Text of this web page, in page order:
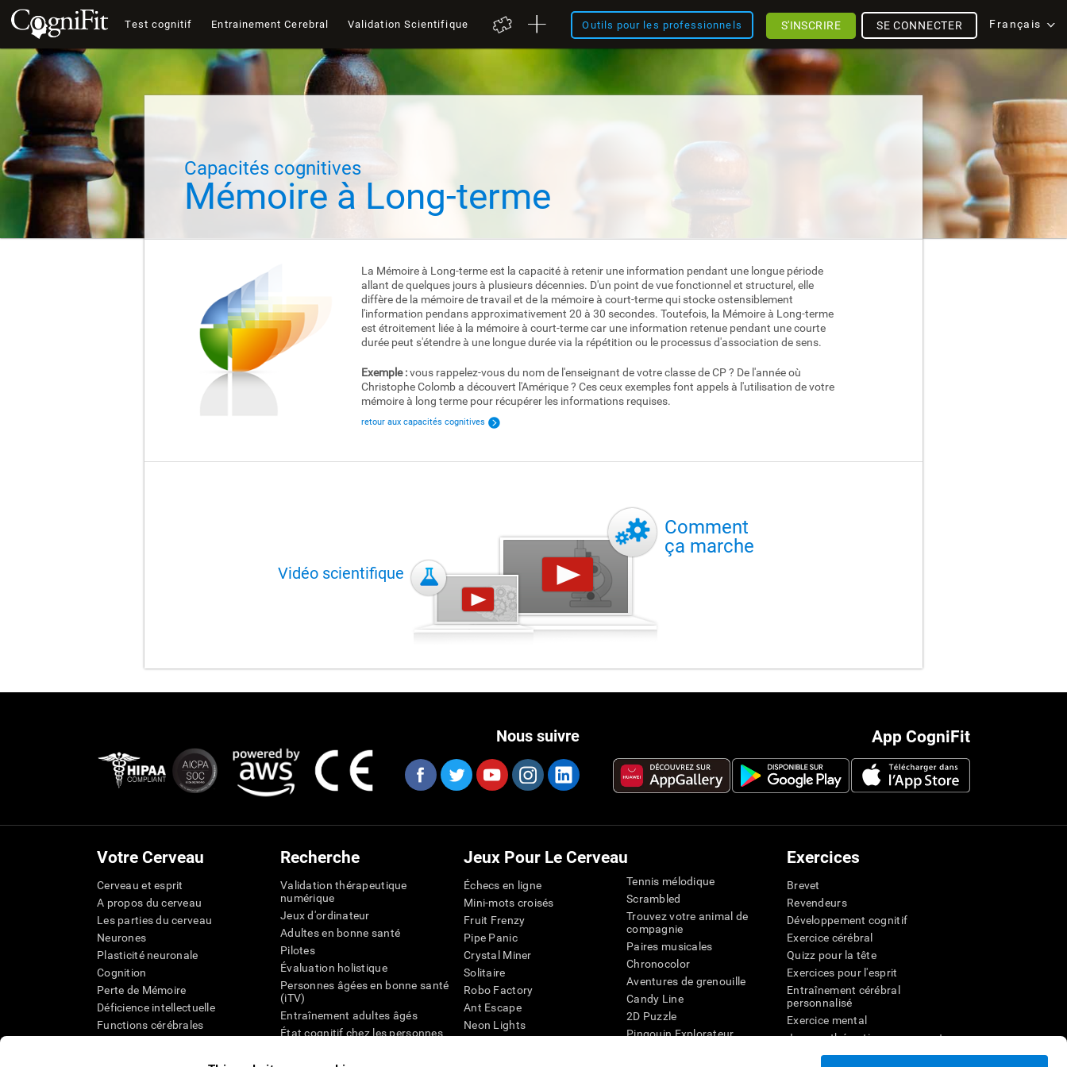
Test cognitif Entrainement Cerebral Validation Scientifique Outils pour les professionnels Français
SE CONNECTER
S'INSCRIRE
Capacités cognitives
Mémoire à Long-terme
La Mémoire à Long-terme est la capacité à retenir une information pendant une longue période
allant de quelques jours à plusieurs décennies. D'un point de vue fonctionnel et structurel, elle
diffère de la mémoire de travail et de la mémoire à court-terme qui stocke ostensiblement
l'information pendans approximativement 20 à 30 secondes. Toutefois, la Mémoire à Long-terme
est étroitement liée à la mémoire à court-terme car une information retenue pendant une courte
durée peut s'étendre à une longue durée via la répétition ou le processus d'association de sens.
Exemple :vous rappelez-vous du nom de l'enseignant de votre classe de CP ? De l'année où
Christophe Colomb a découvert l'Amérique ? Ces ceux exemples font appels à l'utilisation de votre
mémoire à long terme pour récupérer les informations requises.
retour aux capacités cognitives
Vidéo scientifique
Comment
ça marche
App CogniFit
Nous suivre
Votre Cerveau
Cerveau et esprit
A propos du cerveau
Les parties du cerveau
Neurones
Plasticité neuronale
Cognition
Perte de Mémoire
Déficience intellectuelle
Functions cérébrales
Recherche
Validation thérapeutique
numérique
Jeux d'ordinateur
Adultes en bonne santé
Pilotes
Évaluation holistique
Personnes âgées en bonne santé
(iTV)
Entraînement adultes âgés
État cognitif chez les personnes
Révision systémique
Jeux Pour Le Cerveau
Échecs en ligne
Mini-mots croisés
Fruit Frenzy
Pipe Panic
Crystal Miner
Solitaire
Robo Factory
Ant Escape
Neon Lights
Tennis mélodique
Scrambled
Trouvez votre animal de
compagnie
Paires musicales
Chronocolor
Aventures de grenouille
Candy Line
2D Puzzle
Pingouin Explorateur
Exercices
Brevet
Revendeurs
Développement cognitif
Exercice cérébral
Quizz pour la tête
Exercices pour l'esprit
Entraînement cérébral
personnalisé
Exercice mental
Jeux mathématiques amusants
Compréhension de lecture